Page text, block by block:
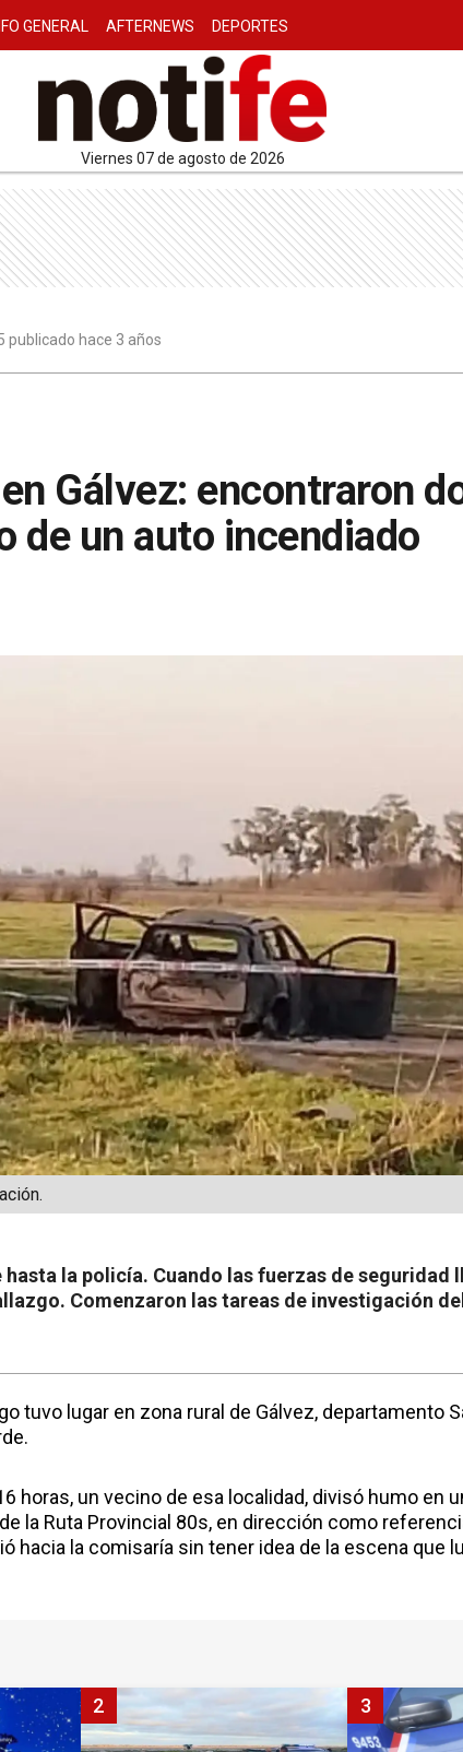
GENERAL AFTERNEWS DEPORTES
viernes 07 de agosto de 2026
publicado hace 3 años
Gálvez: encontraron
de un auto incendiado
la policía. Cuando las fuerzas de seguridad
Comenzaron las tareas de investigación
tuvo lugar en zona rural de Gálvez, departamento
horas, un vecino de esa localidad, divisó humo en
la Ruta Provincial 80s, en dirección como
hacia la comisaría sin tener idea de la escena que
2 3